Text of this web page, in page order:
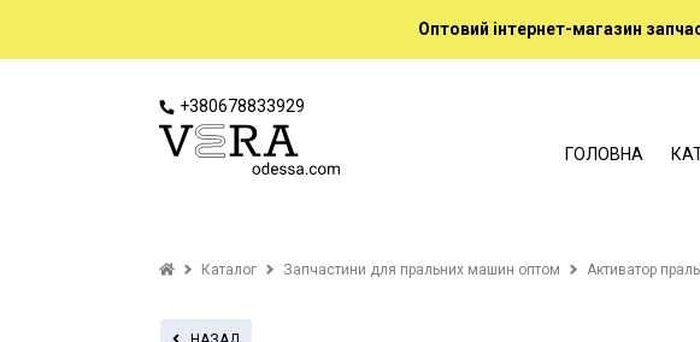
Оптовий інтернет-магазин
+380678833929
ГОЛОВНА
Каталог Запчастини для пральних машин оптом Активатор